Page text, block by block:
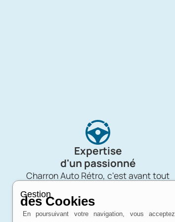
Expertise
d'un passionné
Charron Auto Rétro, c'est avant tout
Gestion
des Cookies
En poursuivant votre navigation, vous acceptez